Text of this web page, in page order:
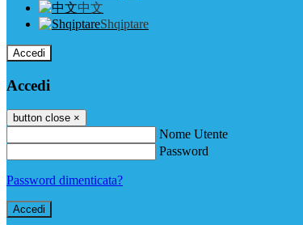
中文
Shqiptare
Accedi
Accedi
button close ×
Nome Utente
Password
Password dimenticata?